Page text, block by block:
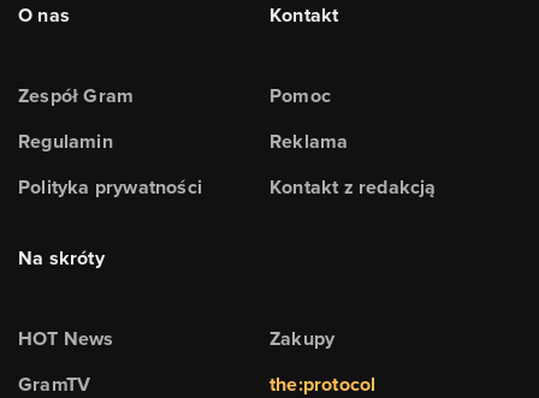
O nas
Zespół Gram
Regulamin
Polityka prywatności
Kontakt
Pomoc
Reklama
Kontakt z redakcją
Na skróty
HOT News
GramTV
Zakupy
the:protocol